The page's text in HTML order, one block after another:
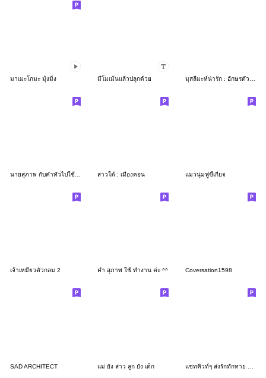
มาเมะโกมะ มุ้งมิ้ง มีโมเม้นแล้วปลุกด้วย
สาวใต้ : เมืองคอน แมวนุ่มฟูขี้เกียจ
เจ้าเหมียวตัวกลม 2 คำ สุภาพ ใช้ ทำงาน ค่ะ ^^ Coversation1598
SAD ARCHITECT แม่ ยัง สาว ลูก ยัง เด็ก